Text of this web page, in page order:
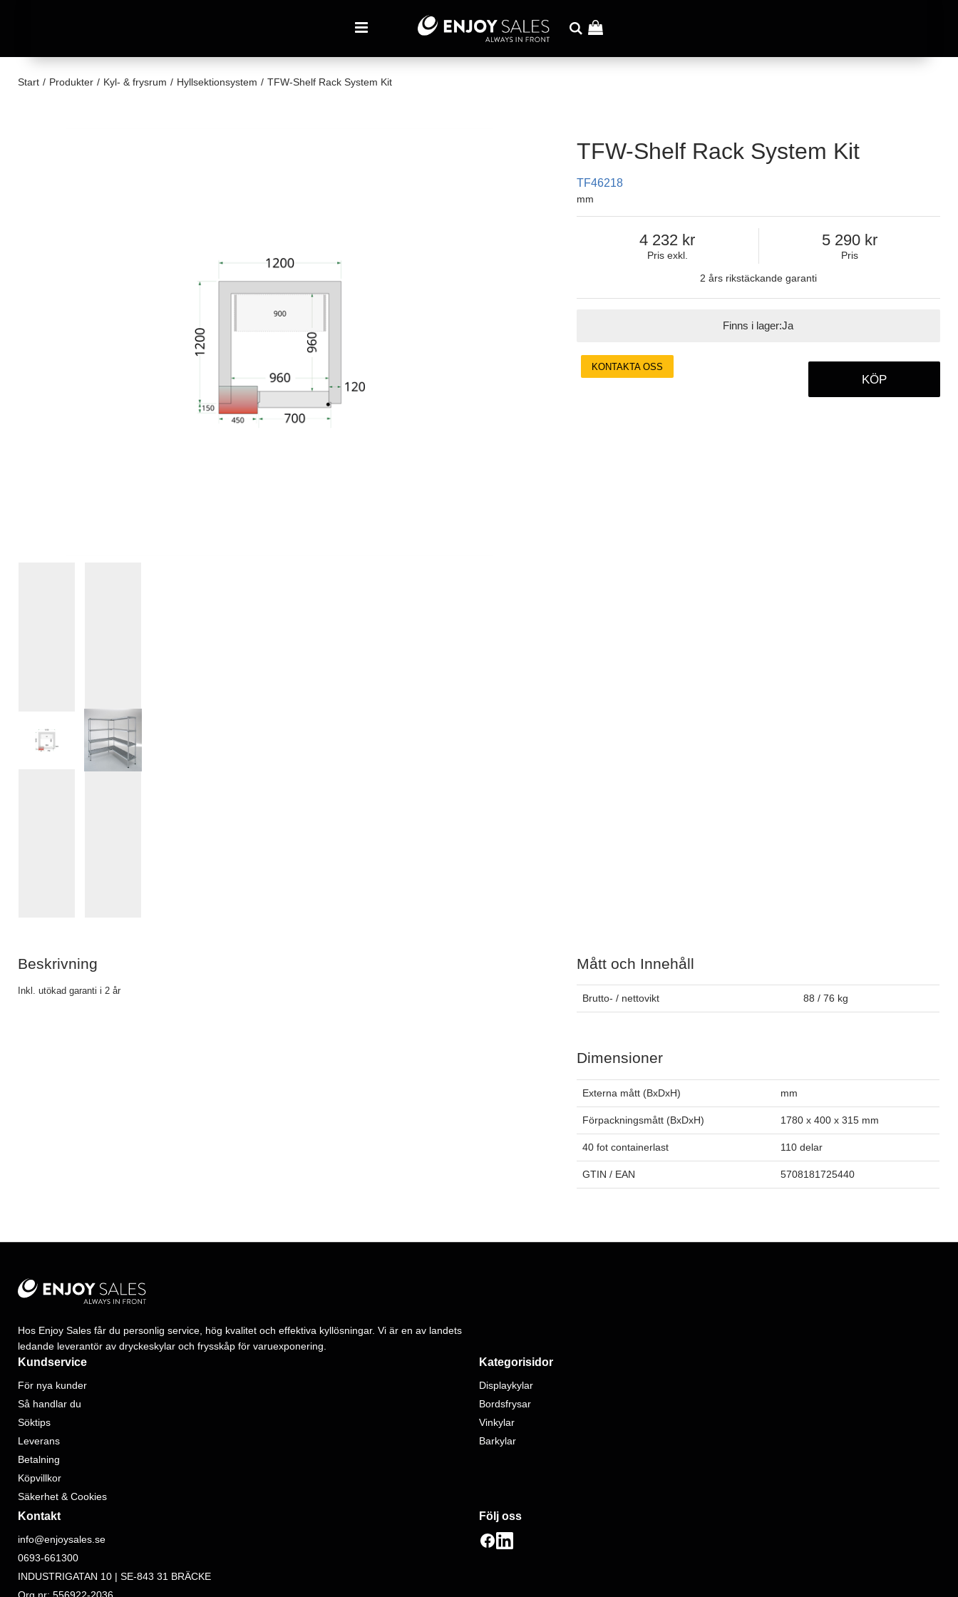
Start / Produkter / Kyl- & frysrum / Hyllsektionsystem / TFW-Shelf Rack System Kit
TFW-Shelf Rack System Kit
TF46218
mm
Pris exkl.
4 232
Pris
5 290
2 års rikstäckande garanti
Finns i lager:Ja
KONTAKTA OSS
KÖP
Beskrivning
Inkl. utökad garanti i 2 år
Mått och Innehåll
Brutto- / nettovikt 88 / 76 kg
Dimensioner
Externa mått (BxDxH) mm
Förpackningsmått (BxDxH) 1780 x 400 x 315 mm
40 fot containerlast 110 delar
GTIN / EAN 5708181725440
Hos Enjoy Sales får du personlig service, hög kvalitet och effektiva kyllösningar. Vi är en av landets
ledande leverantör av dryckeskylar och frysskåp för varuexponering.
Kundservice
För nya kunder
Så handlar du
Söktips
Leverans
Betalning
Köpvillkor
Säkerhet & Cookies
Kategorisidor
Displaykylar
Bordsfrysar
Vinkylar
Barkylar
Kontakt
info@enjoysales.se
0693-661300
INDUSTRIGATAN 10 | SE-843 31 BRÄCKE
Org.nr: 556922-2036
Följ oss